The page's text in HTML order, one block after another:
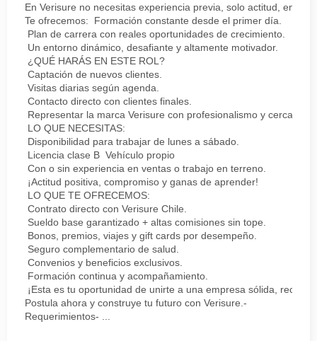
En Verisure no necesitas experiencia previa, solo actitud,
Te ofrecemos: Formación constante desde el primer día.
Plan de carrera con reales oportunidades de crecimiento.
Un entorno dinámico, desafiante y altamente motivador.
¿QUÉ HARÁS EN ESTE ROL?
Captación de nuevos clientes.
Visitas diarias según agenda.
Contacto directo con clientes finales.
Representar la marca Verisure con profesionalismo y cercanía.
LO QUE NECESITAS:
Disponibilidad para trabajar de lunes a sábado.
Licencia clase B Vehículo propio
Con o sin experiencia en ventas o trabajo en terreno.
¡Actitud positiva, compromiso y ganas de aprender!
LO QUE TE OFRECEMOS:
Contrato directo con Verisure Chile.
Sueldo base garantizado + altas comisiones sin tope.
Bonos, premios, viajes y gift cards por desempeño.
Seguro complementario de salud.
Convenios y beneficios exclusivos.
Formación continua y acompañamiento.
¡Esta es tu oportunidad de unirte a una empresa sólida,
Postula ahora y construye tu futuro con Verisure.-
Requerimientos- ...